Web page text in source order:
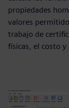
propiedades
valores
trabajo de
físicas, el costo